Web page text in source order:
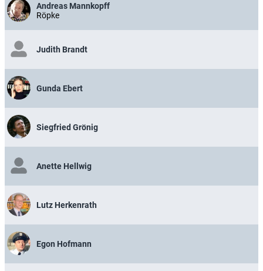
Andreas Mannkopff
Röpke
Judith Brandt
Gunda Ebert
Siegfried Grönig
Anette Hellwig
Lutz Herkenrath
Egon Hofmann